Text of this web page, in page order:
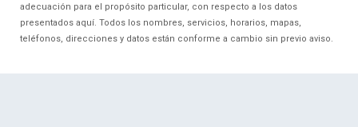
adecuación para el propósito particular, con respecto a los datos
presentados aquí. Todos los nombres, servicios, horarios, mapas,
teléfonos, direcciones y datos están conforme a cambio sin previo aviso.